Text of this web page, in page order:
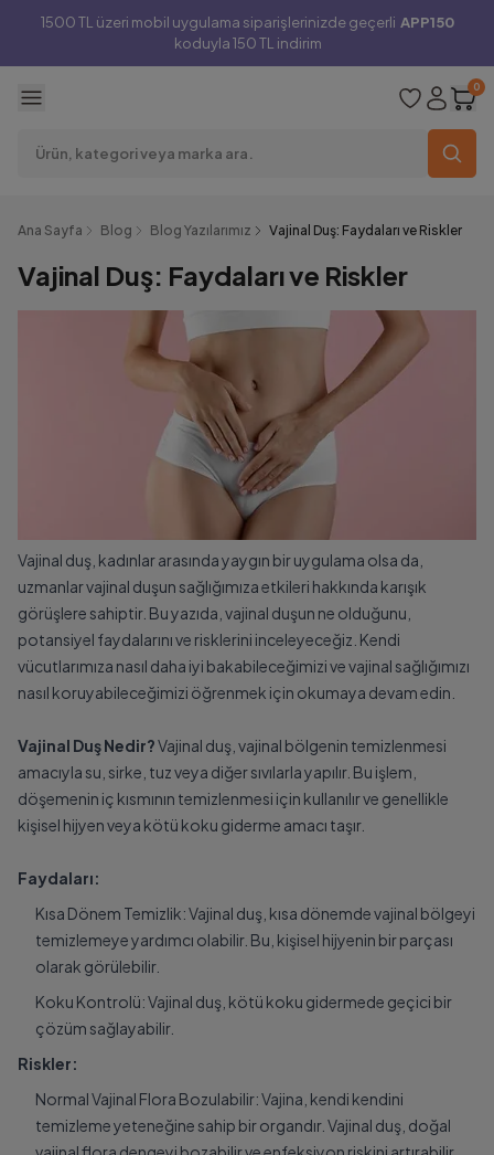
1500 TL üzeri mobil uygulama siparişlerinizde geçerli APP150
koduyla 150 TL indirim
0
Ana Sayfa Blog Blog Yazılarımız Vajinal Duş: Faydaları ve Riskler
Vajinal Duş: Faydaları ve Riskler
Vajinal duş, kadınlar arasında yaygın bir uygulama olsa da,
uzmanlar vajinal duşun sağlığımıza etkileri hakkında karışık
görüşlere sahiptir. Bu yazıda, vajinal duşun ne olduğunu,
potansiyel faydalarını ve risklerini inceleyeceğiz. Kendi
vücutlarımıza nasıl daha iyi bakabileceğimizi ve vajinal sağlığımızı
nasıl koruyabileceğimizi öğrenmek için okumaya devam edin.
Vajinal Duş Nedir?Vajinal duş, vajinal bölgenin temizlenmesi
amacıyla su, sirke, tuz veya diğer sıvılarla yapılır. Bu işlem,
döşemenin iç kısmının temizlenmesi için kullanılır ve genellikle
kişisel hijyen veya kötü koku giderme amacı taşır.
Faydaları:
Kısa Dönem Temizlik: Vajinal duş, kısa dönemde vajinal bölgeyi
temizlemeye yardımcı olabilir. Bu, kişisel hijyenin bir parçası
olarak görülebilir.
Koku Kontrolü: Vajinal duş, kötü koku gidermede geçici bir
çözüm sağlayabilir.
Riskler:
Normal Vajinal Flora Bozulabilir: Vajina, kendi kendini
temizleme yeteneğine sahip bir organdır. Vajinal duş, doğal